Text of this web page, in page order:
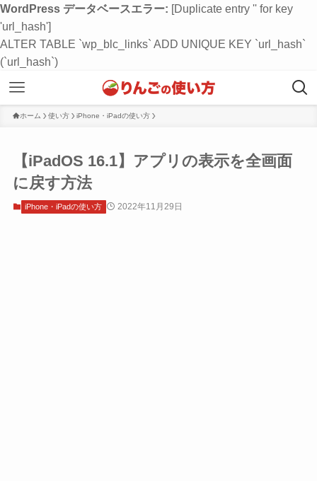
WordPress データベースエラー: [Duplicate entry '' for key
'url_hash']
ALTER TABLE `wp_blc_links` ADD UNIQUE KEY `url_hash`
(`url_hash`)
ホーム 使い方 iPhone・iPadの使い方
【iPadOS 16.1】アプリの表示を全画面
に戻す方法
iPhone・iPadの使い方 2022年11月29日